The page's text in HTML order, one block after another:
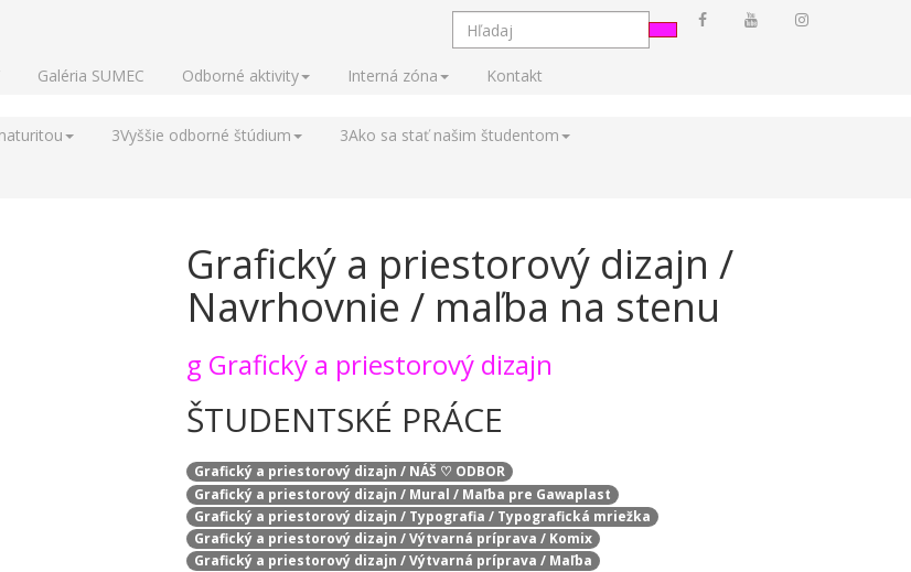
Galéria SUMEC Odborné aktivity Interná zóna Kontakt
3Vyššie odborné štúdium 3Ako sa stať našim študentom
Grafický a priestorový dizajn /
Navrhovnie / maľba na stenu
g Grafický a priestorový dizajn
ŠTUDENTSKÉ PRÁCE
Grafický a priestorový dizajn / NÁŠ ♡ ODBOR
Grafický a priestorový dizajn / Mural / Maľba pre Gawaplast
Grafický a priestorový dizajn / Typografia / Typografická mriežka
Grafický a priestorový dizajn / Výtvarná príprava / Komix
Grafický a priestorový dizajn / Výtvarná príprava / Maľba